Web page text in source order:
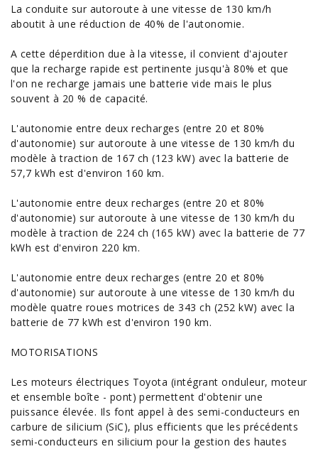
La conduite sur autoroute à une vitesse de 130 km/h
aboutit à une réduction de 40% de l'autonomie.
A cette déperdition due à la vitesse, il convient d'ajouter
que la recharge rapide est pertinente jusqu'à 80% et que
l'on ne recharge jamais une batterie vide mais le plus
souvent à 20 % de capacité.
L'autonomie entre deux recharges (entre 20 et 80%
d'autonomie) sur autoroute à une vitesse de 130 km/h du
modèle à traction de 167 ch (123 kW) avec la batterie de
57,7 kWh est d'environ 160 km.
L'autonomie entre deux recharges (entre 20 et 80%
d'autonomie) sur autoroute à une vitesse de 130 km/h du
modèle à traction de 224 ch (165 kW) avec la batterie de 77
kWh est d'environ 220 km.
L'autonomie entre deux recharges (entre 20 et 80%
d'autonomie) sur autoroute à une vitesse de 130 km/h du
modèle quatre roues motrices de 343 ch (252 kW) avec la
batterie de 77 kWh est d'environ 190 km.
MOTORISATIONS
Les moteurs électriques Toyota (intégrant onduleur, moteur
et ensemble boîte - pont) permettent d'obtenir une
puissance élevée. Ils font appel à des semi-conducteurs en
carbure de silicium (SiC), plus efficients que les précédents
semi-conducteurs en silicium pour la gestion des hautes